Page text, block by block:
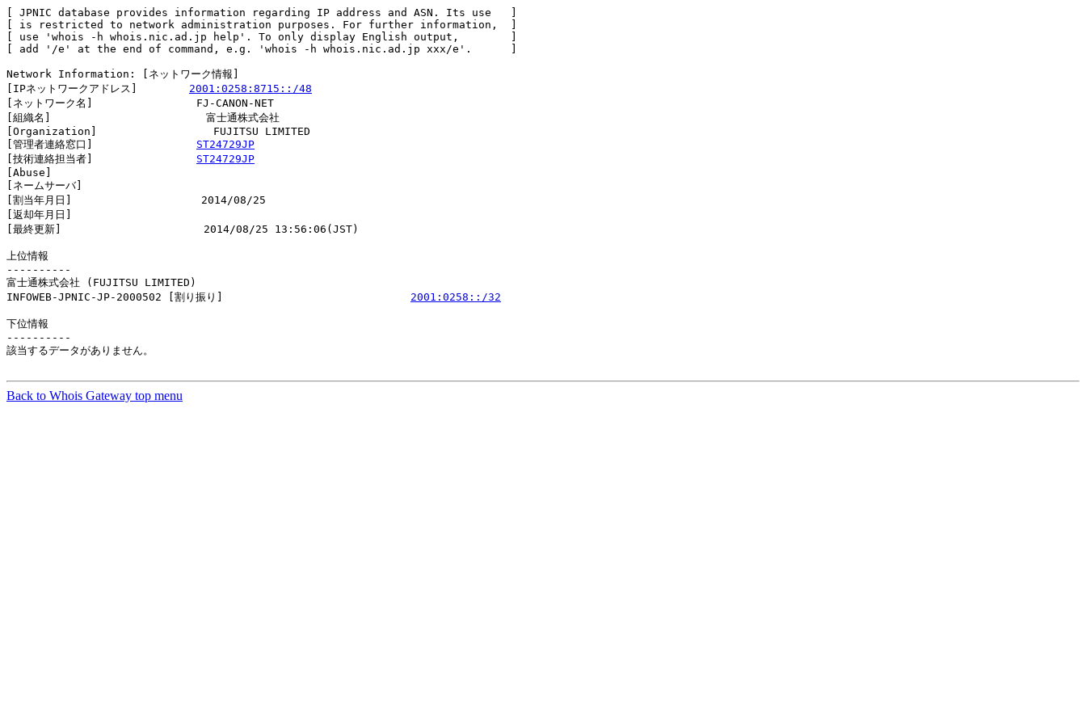
[ JPNIC database provides information regarding IP address and ASN. Its use   ]
[ is restricted to network administration purposes. For further information,  ]
[ use 'whois -h whois.nic.ad.jp help'. To only display English output,        ]
[ add '/e' at the end of command, e.g. 'whois -h whois.nic.ad.jp xxx/e'.      ]
Network Information: [ネットワーク情報]
[IPネットワークアドレス] 2001:0258:8715::/48
[ネットワーク名]                FJ-CANON-NET
[組織名]                        富士通株式会社
[Organization]                  FUJITSU LIMITED
[管理者連絡窓口] ST24729JP
[技術連絡担当者] ST24729JP
[Abuse]
[ネームサーバ]
[割当年月日]                    2014/08/25
[返却年月日]
[最終更新]                      2014/08/25 13:56:06(JST)
上位情報
----------
富士通株式会社 (FUJITSU LIMITED)
INFOWEB-JPNIC-JP-2000502 [割り振り] 2001:0258::/32
下位情報
----------
該当するデータがありません。
Back to Whois Gateway top menu